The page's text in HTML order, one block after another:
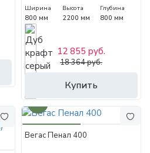
Ширина
800 мм
Высота
2200 мм
Глубина
800 мм
Купить
12 855 руб.
18 364 руб.
Вегас Пенал 400